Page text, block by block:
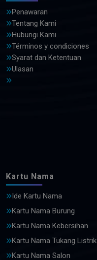
Penawaran
Tentang Kami
Hubungi Kami
Términos y condiciones
Syarat dan Ketentuan
Ulasan
Kartu Nama
Ide Kartu Nama
Kartu Nama Burung
Kartu Nama Kebersihan
Kartu Nama Tukang Listrik
Kartu Nama Salon